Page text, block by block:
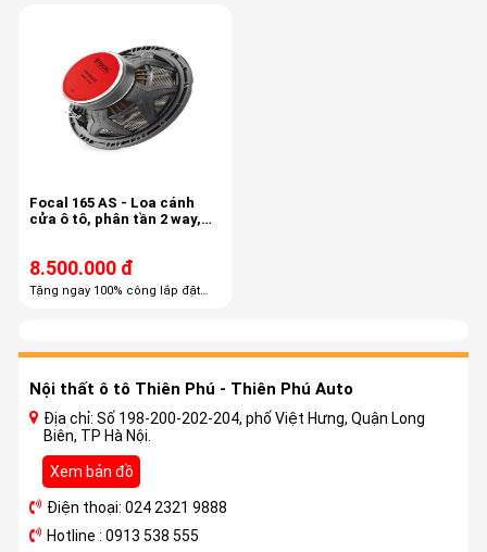
Focal 165 AS - Loa cánh
cửa ô tô, phân tần 2 way,
8.500.000 đ
Tặng ngay 100% công lắp đặt
Nội thất ô tô Thiên Phú - Thiên Phú Auto
Địa chỉ: Số 198-200-202-204, phố Việt Hưng, Quận Long
Biên, TP Hà Nội.
Xem bản đồ
Điện thoại: 024 2321 9888
Hotline : 0913 538 555